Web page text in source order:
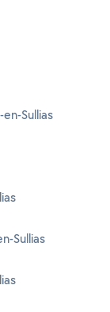
Sullias
Sullias